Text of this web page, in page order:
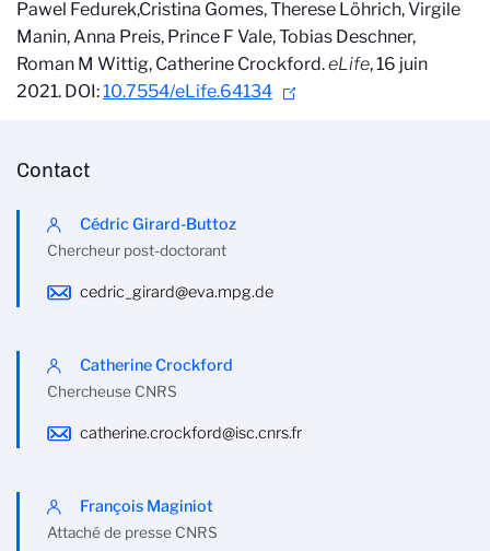
Pawel Fedurek,Cristina Gomes, Therese Löhrich, Virgile
Manin, Anna Preis, Prince F Vale, Tobias Deschner,
Roman M Wittig, Catherine Crockford.eLife, 16 juin
2021. DOI:10.7554/eLife.64134
Contact
Cédric Girard-Buttoz
Chercheur post-doctorant
cedric_girard@eva.mpg.de
Catherine Crockford
Chercheuse CNRS
catherine.crockford@isc.cnrs.fr
François Maginiot
Attaché de presse CNRS